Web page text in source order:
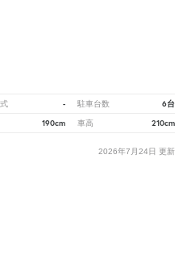
- 駐車台数 6台
190cm 車高 210cm
2026年7月24日 更新